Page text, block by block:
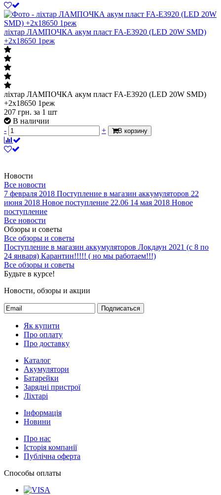
ліхтар ЛАМПОЧКА акум пласт FA-E3920 (LED 20W SMD)
+2x18650 1реж
ліхтар ЛАМПОЧКА акум пласт FA-E3920 (LED 20W SMD)
+2x18650 1реж
207 грн. за 1 шт
В наличии
-
+ В корзину
Новости
Все новости
7 февраля 2018 Поступление в магазин аккумуляторов 22
июня 2018 Новое поступление 22.06 14 мая 2018 Новое
поступление
Все новости
Обзоры и советы
Все обзоры и советы
Поступление в магазин аккумуляторов Локдаун 2021 (с 8 по
24 января) Карантин!!!!! ( но мы работаем!!!)
Все обзоры и советы
Будьте в курсе!
Новости, обзоры и акции
Подписаться
Як купити
Про оплату
Про доставку
Каталог
Акумулятори
Батарейки
Зарядні пристрої
Ліхтарі
Інформація
Новини
Про нас
Історія компанії
Публічна оферта
Способы оплаты